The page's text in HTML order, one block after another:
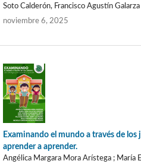
Soto Calderón, Francisco Agustín
noviembre 6, 2025
Examinando el mundo a través de los
aprender a aprender.
Angélica Margara Mora Arístega ; María